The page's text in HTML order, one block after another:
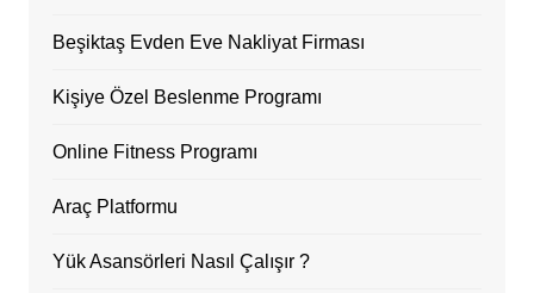
Beşiktaş Evden Eve Nakliyat Firması
Kişiye Özel Beslenme Programı
Online Fitness Programı
Araç Platformu
Yük Asansörleri Nasıl Çalışır ?